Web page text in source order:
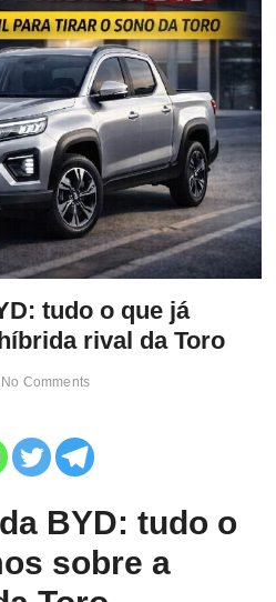
t
t
o
n
tudo o que já
rival da Toro
Comments
BYD: tudo o
sobre a